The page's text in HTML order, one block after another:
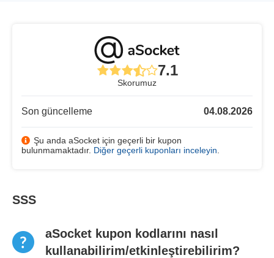
7.1
Skorumuz
Son güncelleme 04.08.2026
Şu anda aSocket için geçerli bir kupon
bulunmamaktadır. Diğer geçerli kuponları inceleyin
SSS
aSocket kupon kodlarını nasıl
kullanabilirim/etkinleştirebilirim?